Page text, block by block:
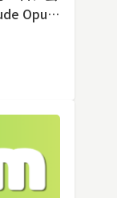
Opus
ソロピ